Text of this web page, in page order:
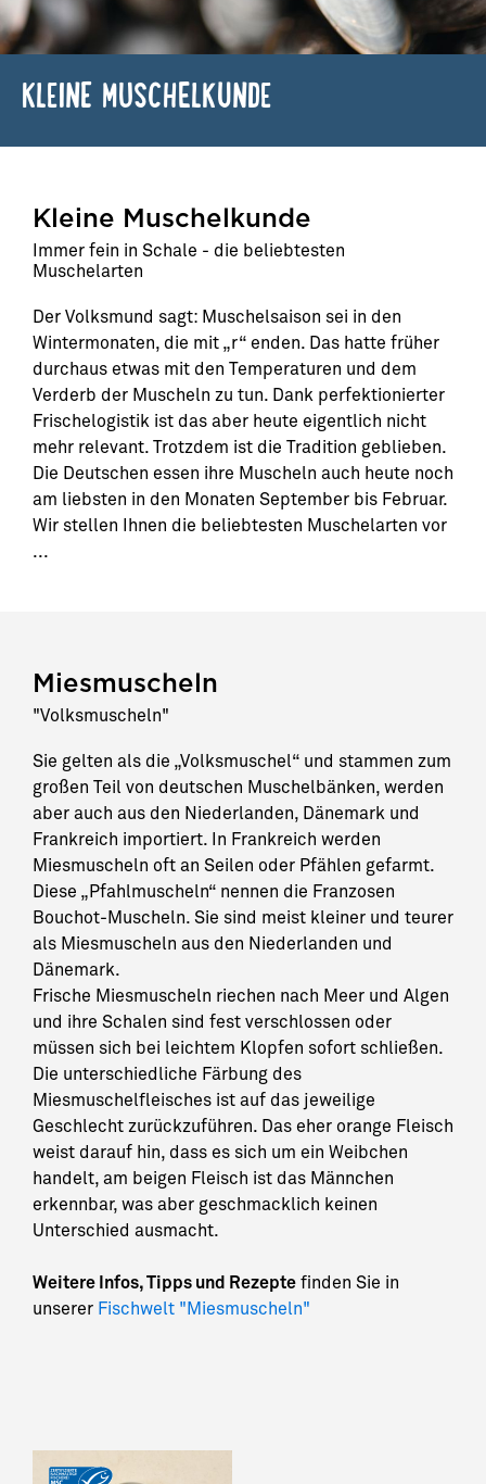
KLEINE MUSCHELKUNDE
Kleine Muschelkunde
Immer fein in Schale - die beliebtesten
Muschelarten
Der Volksmund sagt: Muschelsaison sei in den
Wintermonaten, die mit „r“ enden. Das hatte früher
durchaus etwas mit den Temperaturen und dem
Verderb der Muscheln zu tun. Dank perfektionierter
Frischelogistik ist das aber heute eigentlich nicht
mehr relevant. Trotzdem ist die Tradition geblieben.
Die Deutschen essen ihre Muscheln auch heute noch
am liebsten in den Monaten September bis Februar.
Wir stellen Ihnen die beliebtesten Muschelarten vor
...
Miesmuscheln
"Volksmuscheln"
Sie gelten als die „Volksmuschel“ und stammen zum
großen Teil von deutschen Muschelbänken, werden
aber auch aus den Niederlanden, Dänemark und
Frankreich importiert. In Frankreich werden
Miesmuscheln oft an Seilen oder Pfählen gefarmt.
Diese „Pfahlmuscheln“ nennen die Franzosen
Bouchot-Muscheln. Sie sind meist kleiner und teurer
als Miesmuscheln aus den Niederlanden und
Dänemark.
Frische Miesmuscheln riechen nach Meer und Algen
und ihre Schalen sind fest verschlossen oder
müssen sich bei leichtem Klopfen sofort schließen.
Die unterschiedliche Färbung des
Miesmuschelfleisches ist auf das jeweilige
Geschlecht zurückzuführen. Das eher orange Fleisch
weist darauf hin, dass es sich um ein Weibchen
handelt, am beigen Fleisch ist das Männchen
erkennbar, was aber geschmacklich keinen
Unterschied ausmacht.
Weitere Infos, Tipps und Rezepte finden Sie in
unserer Fischwelt "Miesmuscheln"